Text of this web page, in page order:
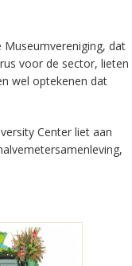
dat
voor de sector, lieten
wel optekenen dat
Center liet aan